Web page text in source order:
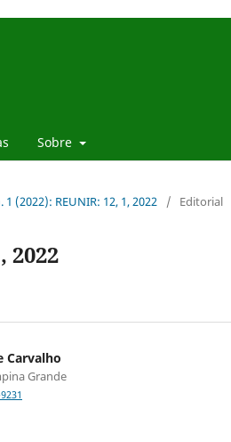
Sobre
1 (2022): REUNIR: 12, 1, 2022 / Editorial
2022
Carvalho
Grande